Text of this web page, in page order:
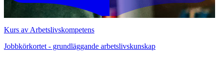
Kurs av Arbetslivskompetens
Jobbkörkortet - grundläggande arbetslivskunskap